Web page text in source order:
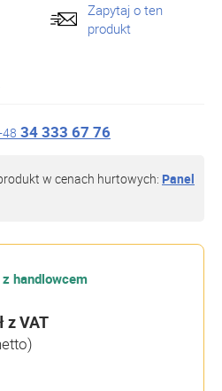
Zapytaj o ten
produkt
34 333 67 76
w cenach hurtowych: Panel
handlowcem
z VAT